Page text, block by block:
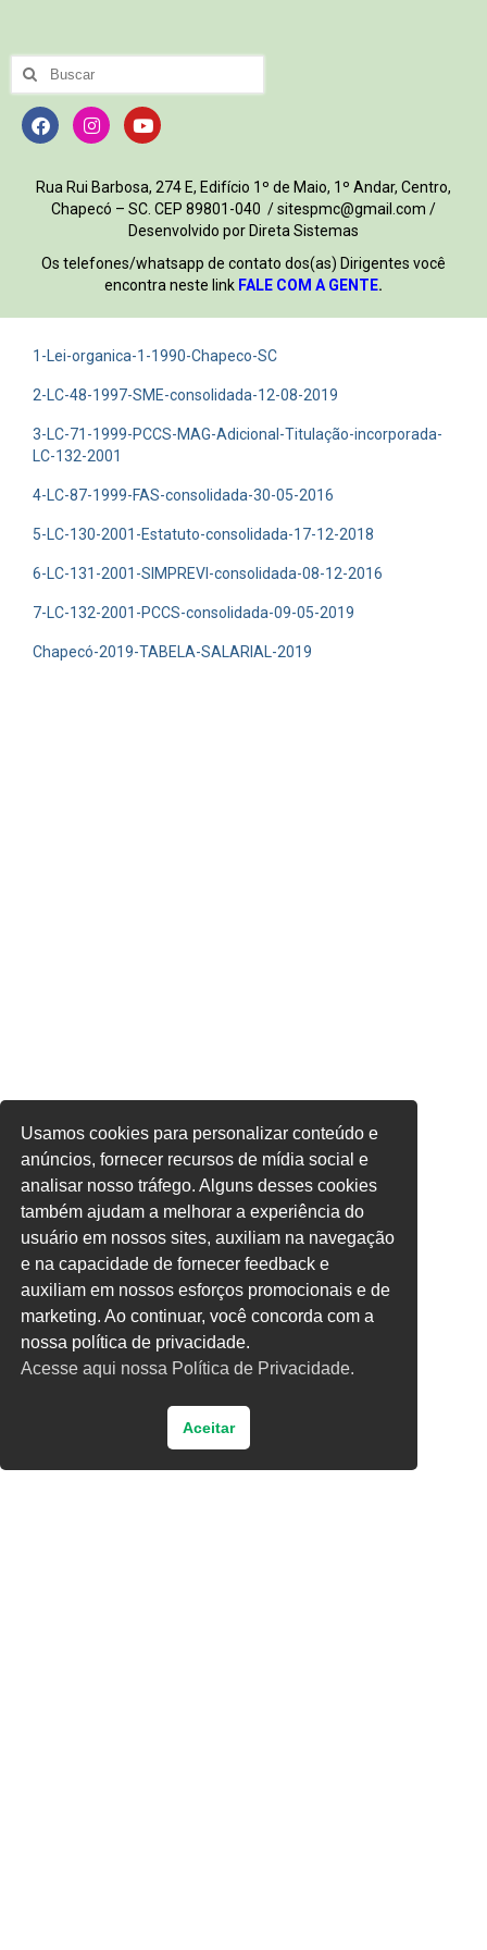
Rua Rui Barbosa, 274 E, Edifício 1º de Maio, 1º Andar, Centro,
Chapecó – SC. CEP 89801-040 / sitespmc@gmail.com /
Desenvolvido por Direta Sistemas
Os telefones/whatsapp de contato dos(as) Dirigentes você
encontra neste link FALE COM A GENTE.
1-Lei-organica-1-1990-Chapeco-SC
2-LC-48-1997-SME-consolidada-12-08-2019
3-LC-71-1999-PCCS-MAG-Adicional-Titulação-incorporada-
LC-132-2001
4-LC-87-1999-FAS-consolidada-30-05-2016
5-LC-130-2001-Estatuto-consolidada-17-12-2018
6-LC-131-2001-SIMPREVI-consolidada-08-12-2016
7-LC-132-2001-PCCS-consolidada-09-05-2019
Chapecó-2019-TABELA-SALARIAL-2019
Usamos cookies para personalizar conteúdo e
anúncios, fornecer recursos de mídia social e
analisar nosso tráfego. Alguns desses cookies
também ajudam a melhorar a experiência do
usuário em nossos sites, auxiliam na navegação
e na capacidade de fornecer feedback e
auxiliam em nossos esforços promocionais e de
marketing. Ao continuar, você concorda com a
nossa política de privacidade.
Acesse aqui nossa Política de Privacidade.
Aceitar